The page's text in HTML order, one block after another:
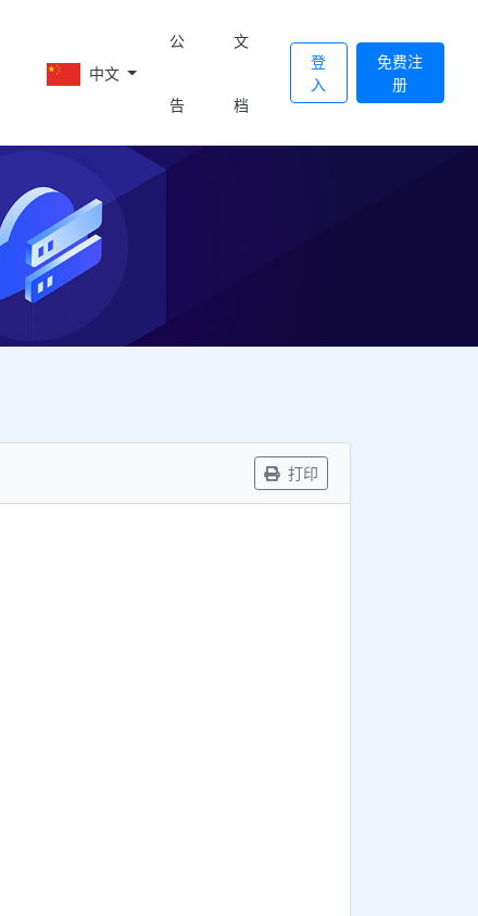
中文
公
告
文
档
登
入
免费注
册
打印